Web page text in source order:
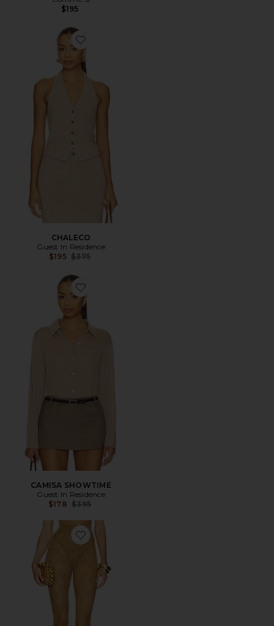
$195
Favorite CHALECO
CHALECO
Guest In Residence
$195 Previous price:
$375
Favorite CAMISA SHOWTIME
CAMISA SHOWTIME
Guest In Residence
$178 Previous price:
$395
Favorite MEDIAS